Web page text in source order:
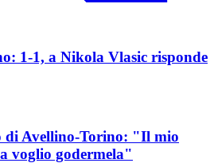
1-1, a Nikola Vlasic risponde
Avellino-Torino: "Il mio
voglio godermela"